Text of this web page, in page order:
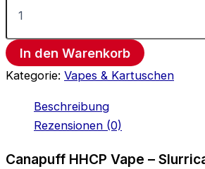
In den Warenkorb
Kategorie: Vapes & Kartuschen
Beschreibung
Rezensionen (0)
Canapuff HHCP Vape –